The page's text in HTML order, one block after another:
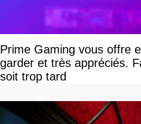
Prime Gaming vous offre
garder et très appréciés.
soit trop tard